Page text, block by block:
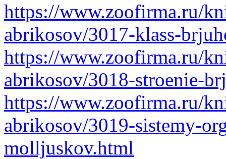
https://www.zoofirma.ru/
abrikosov/3017-klass-
https://www.zoofirma.ru/
abrikosov/3018-stroenie-
https://www.zoofirma.ru/
abrikosov/3019-sistemy-
molljuskov.html